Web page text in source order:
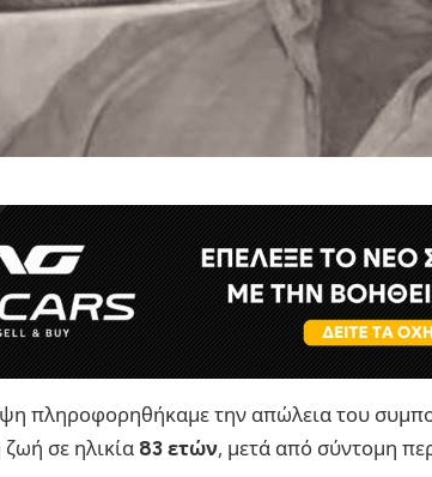
πληροφορηθήκαμε την απώλεια του
σε ηλικία 83 ετών, μετά από σύντομη